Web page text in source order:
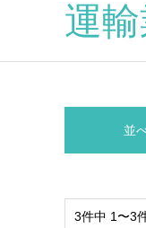
運
並
3件中 1〜3